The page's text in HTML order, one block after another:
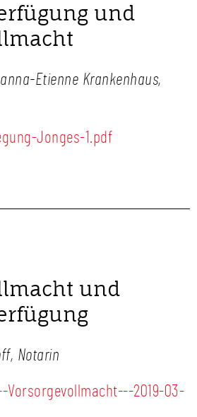
und
Etienne Krankenhaus,
Jonges-1.pdf
und
Notarin
Vorsorgevollmacht---2019-03-